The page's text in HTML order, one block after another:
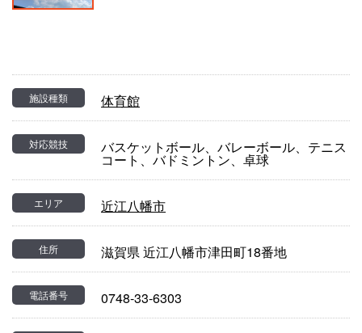
施設種類 体育館
対応競技 バスケットボール、バレーボール、テニス
コート、バドミントン、卓球
エリア 近江八幡市
住所 滋賀県 近江八幡市津田町18番地
電話番号 0748-33-6303